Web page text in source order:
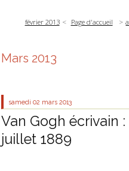
février 2013 Page d'accueil
Mars 2013
samedi 02 mars 2013
Van Gogh écrivain
juillet 1889